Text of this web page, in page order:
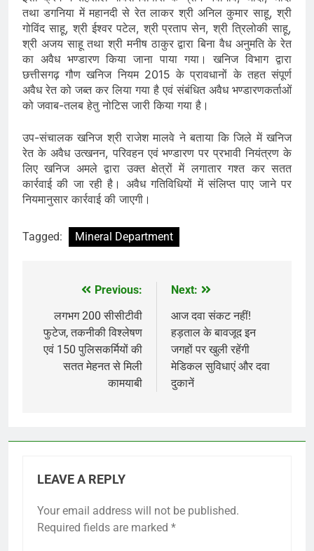
तथा डगनिया में महानदी से रेत लाकर श्री अनिल कुमार साहू, श्री
गोविंद साहू, श्री ईश्वर पटेल, श्री प्रताप सेन, श्री त्रिलोकी साहू,
श्री अजय साहू तथा श्री मनीष ठाकुर द्वारा बिना वैध अनुमति के रेत
का अवैध भण्डारण किया जाना पाया गया। खनिज विभाग द्वारा
छत्तीसगढ़ गौण खनिज नियम 2015 के प्रावधानों के तहत संपूर्ण
अवैध रेत को जब्त कर लिया गया है एवं संबंधित अवैध भण्डारणकर्ताओं
को जवाब-तलब हेतु नोटिस जारी किया गया है।
उप-संचालक खनिज श्री राजेश मालवे ने बताया कि जिले में खनिज
रेत के अवैध उत्खनन, परिवहन एवं भण्डारण पर प्रभावी नियंत्रण के
लिए खनिज अमले द्वारा उक्त क्षेत्रों में लगातार गश्त कर सतत
कार्रवाई की जा रही है। अवैध गतिविधियों में संलिप्त पाए जाने पर
नियमानुसार कार्रवाई की जाएगी।
Tagged: Mineral Department
navigation
Previous:
लगभग 200 सीसीटीवी
फुटेज, तकनीकी विश्लेषण
एवं 150 पुलिसकर्मियों की
सतत मेहनत से मिली
कामयाबी
Next:
आज दवा संकट नहीं!
हड़ताल के बावजूद इन
जगहों पर खुली रहेंगी
मेडिकल सुविधाएं और दवा
दुकानें
LEAVE A REPLY
Your email address will not be published.
Required fields are marked *